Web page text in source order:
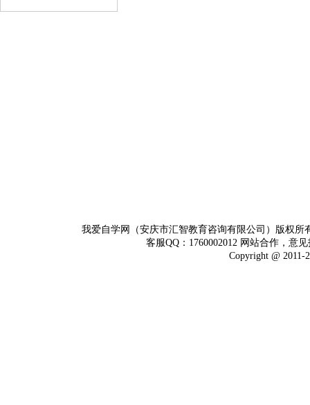
我爱自学网（安庆市汇智教育咨询有限公司）版权
客服QQ：1760002012 网站合作，意
Copyright @